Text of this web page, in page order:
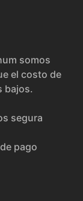
somos
el costo de
bajos.
segura
pago